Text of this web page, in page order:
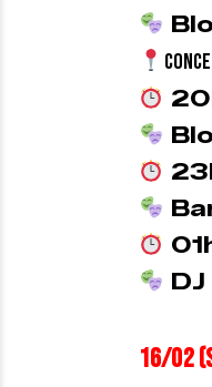
20
23
01
16/02